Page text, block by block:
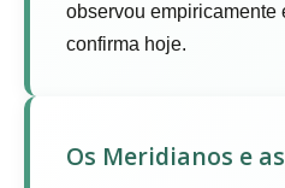
observou empiricamente
confirma hoje.
Os Meridianos e